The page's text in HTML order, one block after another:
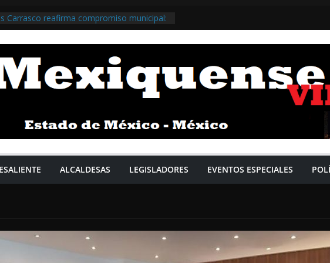
Carrasco reafirma compromiso municipal:
preeminencia estatal gracias a una
Pardo regresa a Naucalpan y anuncia
municipio al programa de bacheo /
>>>
acompaña a Claudia Sheinbaum y
@daniel_ser @GobIzcalli >>>
aprueba paquete de obras y
/ @RacielPerezC_ @Gob_Tlalne >>
de México y el municipio de
la rehabilitación del zoológico del
ALCALDESAS LEGISLADORES EVENTOS ESPECIALES